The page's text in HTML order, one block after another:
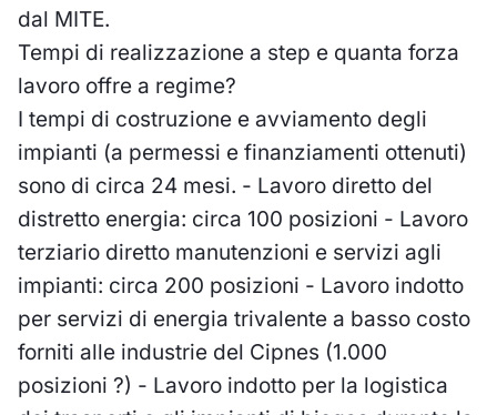
dal MITE.
Tempi di realizzazione a step e quanta forza
lavoro offre a regime?
I tempi di costruzione e avviamento degli
impianti (a permessi e finanziamenti ottenuti)
sono di circa 24 mesi. - Lavoro diretto del
distretto energia: circa 100 posizioni - Lavoro
terziario diretto manutenzioni e servizi agli
impianti: circa 200 posizioni - Lavoro indotto
per servizi di energia trivalente a basso costo
forniti alle industrie del Cipnes (1.000
posizioni ?) - Lavoro indotto per la logistica